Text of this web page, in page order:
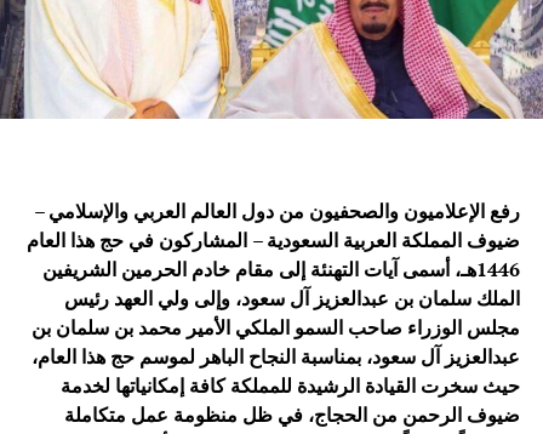
رفع الإعلاميون والصحفيون من دول العالم العربي والإسلامي –
ضيوف المملكة العربية السعودية – المشاركون في حج هذا العام
1446هـ، أسمى آيات التهنئة إلى مقام خادم الحرمين الشريفين
الملك سلمان بن عبدالعزيز آل سعود، وإلى ولي العهد رئيس
مجلس الوزراء صاحب السمو الملكي الأمير محمد بن سلمان بن
عبدالعزيز آل سعود، بمناسبة النجاح الباهر لموسم حج هذا العام،
حيث سخرت القيادة الرشيدة للمملكة كافة إمكانياتها لخدمة
ضيوف الرحمن من الحجاج، في ظل منظومة عمل متكاملة